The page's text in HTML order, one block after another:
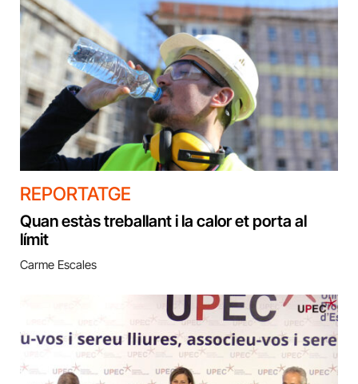
REPORTATGE
Quan estàs treballant i la calor et porta al
límit
Carme Escales